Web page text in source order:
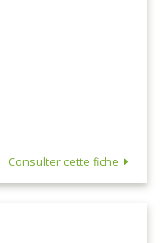
Consulter cette fiche